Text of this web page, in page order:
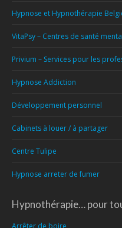
Hypnose et Hypnothérapie
VitaPsy – Centres de santé
Privium – Services pour les
Hypnose Addiction
Développement personnel
Cabinets à louer / à partager
Centre Tulipe
Hypnose arreter de fumer
Hypnothérapie… pour
Arrêter de boire